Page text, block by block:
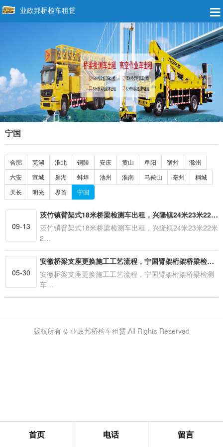
业政邦桥检车租赁
宁国
合肥 芜湖 淮北 铜陵 安庆 黄山 阜阳 宿州
滁州
六安
宣城 巢湖 蚌埠 池州 淮南 马鞍山 亳州
桐城
天长
明光 界首 宁国
09-13
茨竹镇臂架式18米桥梁检测车出租，兴隆镇24米23米22米20米21米18米16米14米桁架式路桥检查车租赁
茨竹镇臂架式18米桥梁检测车出租，兴隆镇24米23米22米
2…
05-30
安徽桥梁支座更换施工工艺流程，宁国臂架桁架桥梁检测车出租型号多
安徽桥梁支座更换施工工艺流程，宁国臂架桁架桥梁检测
车…
版权所有 © 业政邦桥检车租赁 All Rights Reserved
首页 电话 留言